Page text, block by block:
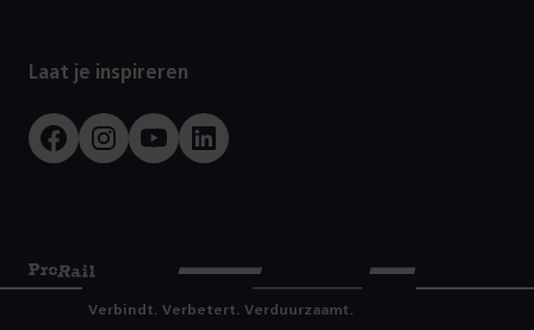
Laat je inspireren
FacebookInstagram
YoutubeLinkedIn
Prorail
Verbindt. Verbetert. Verduurzaamt.